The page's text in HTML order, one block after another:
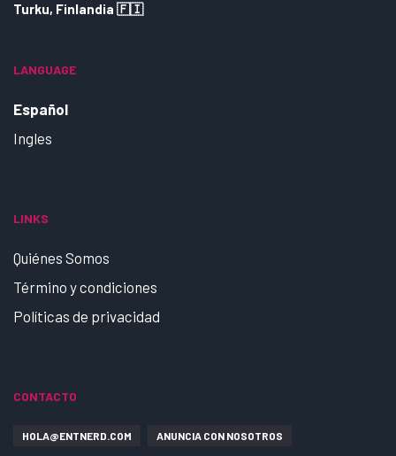
Turku, Finlandia 🇫🇮
LANGUAGE
Español
Ingles
LINKS
Quiénes Somos
Término y condiciones
Políticas de privacidad
CONTACTO
HOLA@ENTNERD.COM ANUNCIA CON NOSOTROS